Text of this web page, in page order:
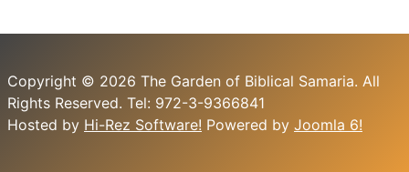
Copyright © 2026 The Garden of Biblical Samaria. All
Rights Reserved. Tel: 972-3-9366841
Hosted by Hi-Rez Software! Powered by Joomla 6!